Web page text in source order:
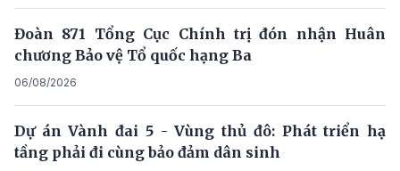
Đoàn 871 Tổng Cục Chính trị đón nhận Huân
chương Bảo vệ Tổ quốc hạng Ba
06/08/2026
Dự án Vành đai 5 - Vùng thủ đô: Phát triển hạ
tầng phải đi cùng bảo đảm dân sinh